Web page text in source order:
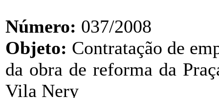
Número: 037/2008
Objeto: Contratação de
da obra de reforma da
Vila Nery